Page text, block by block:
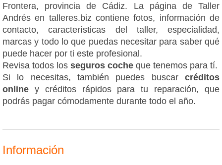
Frontera, provincia de Cádiz. La página de Taller
Andrés en talleres.biz contiene fotos, información de
contacto, características del taller, especialidad,
marcas y todo lo que puedas necesitar para saber qué
puede hacer por ti este profesional.
Revisa todos los seguros coche que tenemos para tí.
Si lo necesitas, también puedes buscar créditos
online y créditos rápidos para tu reparación, que
podrás pagar cómodamente durante todo el año.
Información